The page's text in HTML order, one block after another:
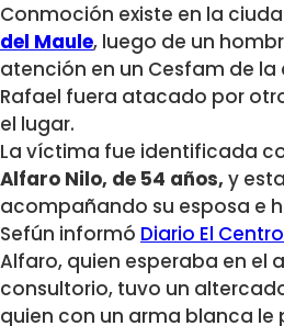
Conmoción existe en la
del Maule, luego de un
atención en un Cesfam de la
Rafael fuera atacado por
el lugar.
La víctima fue identificada
Alfaro Nilo, de 54 años, y
acompañando su esposa e
Sefún informó Diario El Centro
Alfaro, quien esperaba en el
consultorio, tuvo un
quien con un arma blanca le